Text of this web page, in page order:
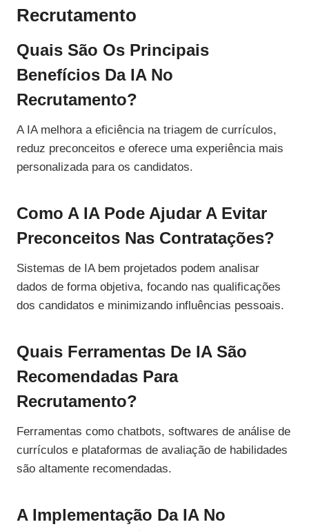
Recrutamento
Quais São Os Principais
Benefícios Da IA No
Recrutamento?
A IA melhora a eficiência na triagem de currículos,
reduz preconceitos e oferece uma experiência mais
personalizada para os candidatos.
Como A IA Pode Ajudar A Evitar
Preconceitos Nas Contratações?
Sistemas de IA bem projetados podem analisar
dados de forma objetiva, focando nas qualificações
dos candidatos e minimizando influências pessoais.
Quais Ferramentas De IA São
Recomendadas Para
Recrutamento?
Ferramentas como chatbots, softwares de análise de
currículos e plataformas de avaliação de habilidades
são altamente recomendadas.
A Implementação Da IA No